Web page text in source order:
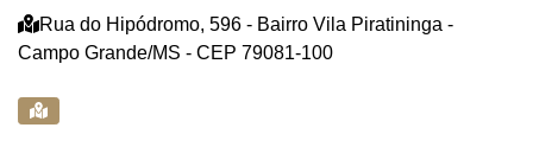
Rua do Hipódromo, 596 - Bairro Vila Piratininga -
Campo Grande/MS - CEP 79081-100